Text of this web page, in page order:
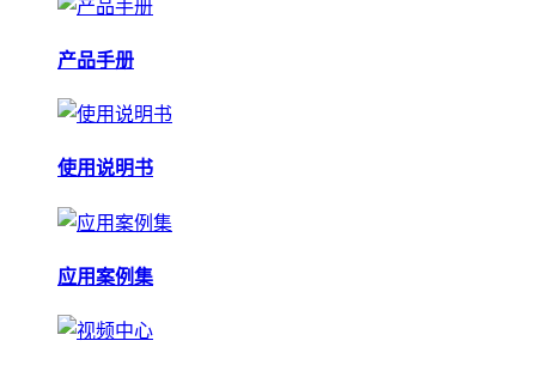
产品手册
使用说明书
应用案例集